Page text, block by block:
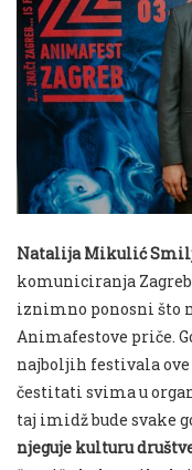
Natalija Mikulić
komuniciranja
iznimno ponosni što
Animafestove priče.
najboljih festivala ove
čestitati svima u
taj imidž bude svake
njeguje kulturu